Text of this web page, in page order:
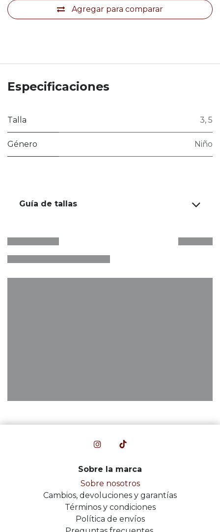
Agregar para comparar
Especificaciones
Talla 3, 5
Género Niño
Guía de tallas
Sobre la marca
Sobre nosotros
Cambios, devoluciones y garantías
Términos y condiciones
Política de envíos